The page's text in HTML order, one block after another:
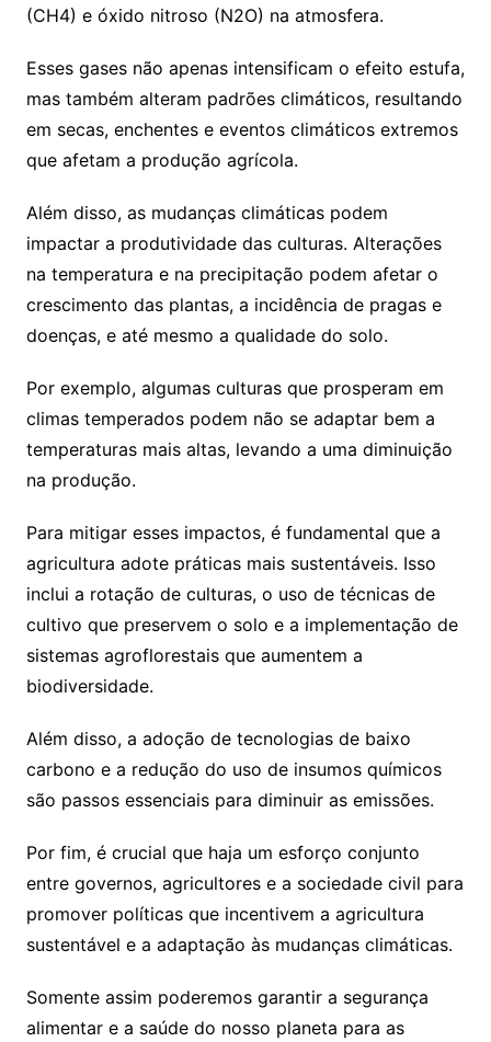
(CH4) e óxido nitroso (N2O) na atmosfera.
Esses gases não apenas intensificam o efeito estufa,
mas também alteram padrões climáticos, resultando
em secas, enchentes e eventos climáticos extremos
que afetam a produção agrícola.
Além disso, as mudanças climáticas podem
impactar a produtividade das culturas. Alterações
na temperatura e na precipitação podem afetar o
crescimento das plantas, a incidência de pragas e
doenças, e até mesmo a qualidade do solo.
Por exemplo, algumas culturas que prosperam em
climas temperados podem não se adaptar bem a
temperaturas mais altas, levando a uma diminuição
na produção.
Para mitigar esses impactos, é fundamental que a
agricultura adote práticas mais sustentáveis. Isso
inclui a rotação de culturas, o uso de técnicas de
cultivo que preservem o solo e a implementação de
sistemas agroflorestais que aumentem a
biodiversidade.
Além disso, a adoção de tecnologias de baixo
carbono e a redução do uso de insumos químicos
são passos essenciais para diminuir as emissões.
Por fim, é crucial que haja um esforço conjunto
entre governos, agricultores e a sociedade civil para
promover políticas que incentivem a agricultura
sustentável e a adaptação às mudanças climáticas.
Somente assim poderemos garantir a segurança
alimentar e a saúde do nosso planeta para as